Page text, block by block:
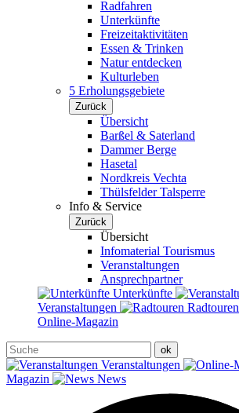
Radfahren
Unterkünfte
Freizeitaktivitäten
Essen & Trinken
Natur entdecken
Kulturleben
5 Erholungsgebiete
Zurück
Übersicht
Barßel & Saterland
Dammer Berge
Hasetal
Nordkreis Vechta
Thülsfelder Talsperre
Info & Service
Zurück
Übersicht
Infomaterial Tourismus
Veranstaltungen
Ansprechpartner
Unterkünfte
Veranstaltungen
Radtouren
Online-Magazin
Veranstaltungen
Magazin
News